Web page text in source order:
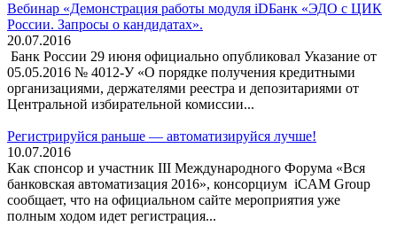
Вебинар «Демонстрация работы модуля iDБанк «ЭДО с ЦИК
России. Запросы о кандидатах».
20.07.2016
Банк России 29 июня официально опубликовал Указание от
05.05.2016 № 4012-У «О порядке получения кредитными
организациями, держателями реестра и депозитариями от
Центральной избирательной комиссии...
Регистрируйся раньше — автоматизируйся лучше!
10.07.2016
Как спонсор и участник III Международного Форума «Вся
банковская автоматизация 2016», консорциум iCAM Group
сообщает, что на официальном сайте мероприятия уже
полным ходом идет регистрация...